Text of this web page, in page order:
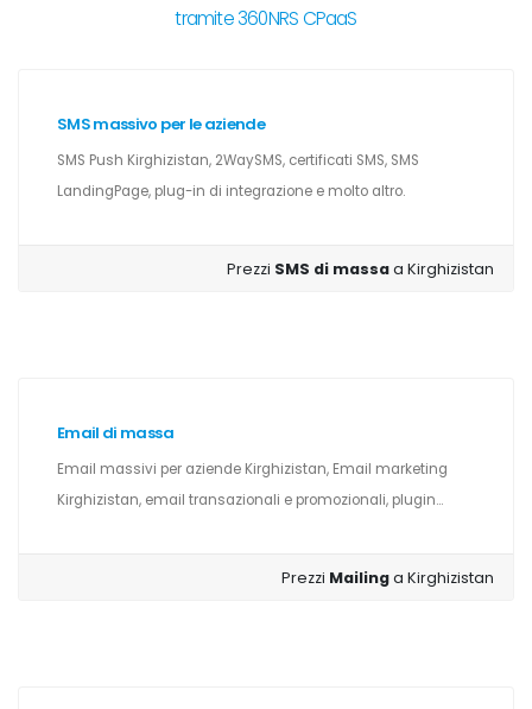
tramite 360NRS CPaaS
SMS massivo per le aziende
SMS Push Kirghizistan, 2WaySMS, certificati SMS, SMS
LandingPage, plug-in di integrazione e molto altro.
Prezzi SMS di massaa Kirghizistan
Email di massa
Email massivi per aziende Kirghizistan, Email marketing
Kirghizistan, email transazionali e promozionali, plugin...
Prezzi Mailinga Kirghizistan